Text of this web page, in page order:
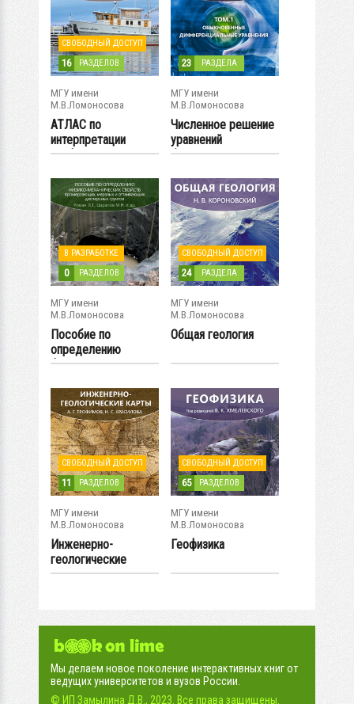
СВОБОДНЫЙ ДОСТУП
16 РАЗДЕЛОВ
МГУ имени
М.В.Ломоносова
АТЛАС по
интерпретации
геофизических
23 РАЗДЕЛА
МГУ имени
М.В.Ломоносова
Численное решение
уравнений
биокинетики в
В РАЗРАБОТКЕ
0 РАЗДЕЛОВ
МГУ имени
М.В.Ломоносова
Пособие по
определению
физико-
СВОБОДНЫЙ ДОСТУП
24 РАЗДЕЛА
МГУ имени
М.В.Ломоносова
Общая геология
СВОБОДНЫЙ ДОСТУП
11 РАЗДЕЛОВ
МГУ имени
М.В.Ломоносова
Инженерно-
геологические
карты
СВОБОДНЫЙ ДОСТУП
65 РАЗДЕЛОВ
МГУ имени
М.В.Ломоносова
Геофизика
Мы делаем новое поколение интерактивных книг от
ведущих университетов и вузов России.
© ИП Замылина Д.В., 2023. Все права защищены.